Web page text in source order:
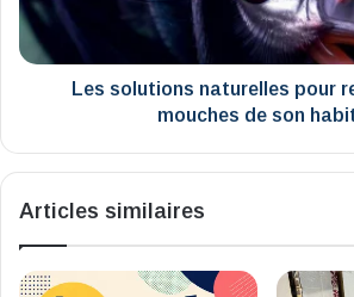
mouches
de
son
habitatLes solutions naturelles pour
mouches de son
Articles similaires